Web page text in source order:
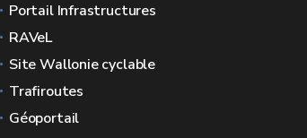
Portail Infrastructures
RAVeL
Site Wallonie cyclable
Trafiroutes
Géoportail